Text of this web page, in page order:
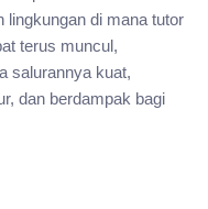
lingkungan di mana tutor
terus muncul,
salurannya kuat,
dan berdampak bagi